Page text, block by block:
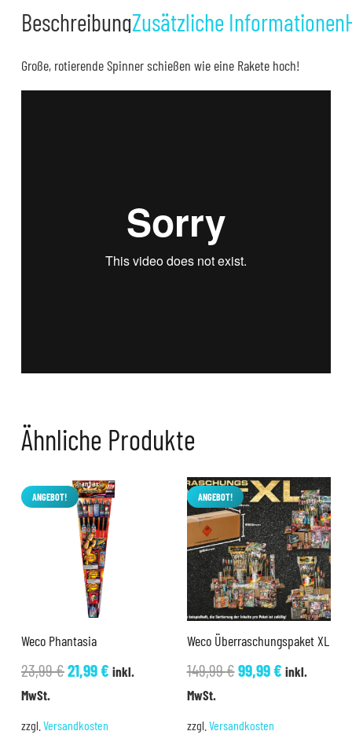
BeschreibungZusätzliche Informationen
Große, rotierende Spinner schießen wie eine Rakete hoch!
Ähnliche Produkte
ANGEBOT!
Weco Phantasia
23,99€Ursprünglicher
21,99€Aktueller
inkl.
MwSt.
zzgl. Versandkosten
ANGEBOT!
Weco Überraschungspaket XL
149,99€Ursprünglicher
99,99€Aktueller
inkl.
MwSt.
zzgl. Versandkosten